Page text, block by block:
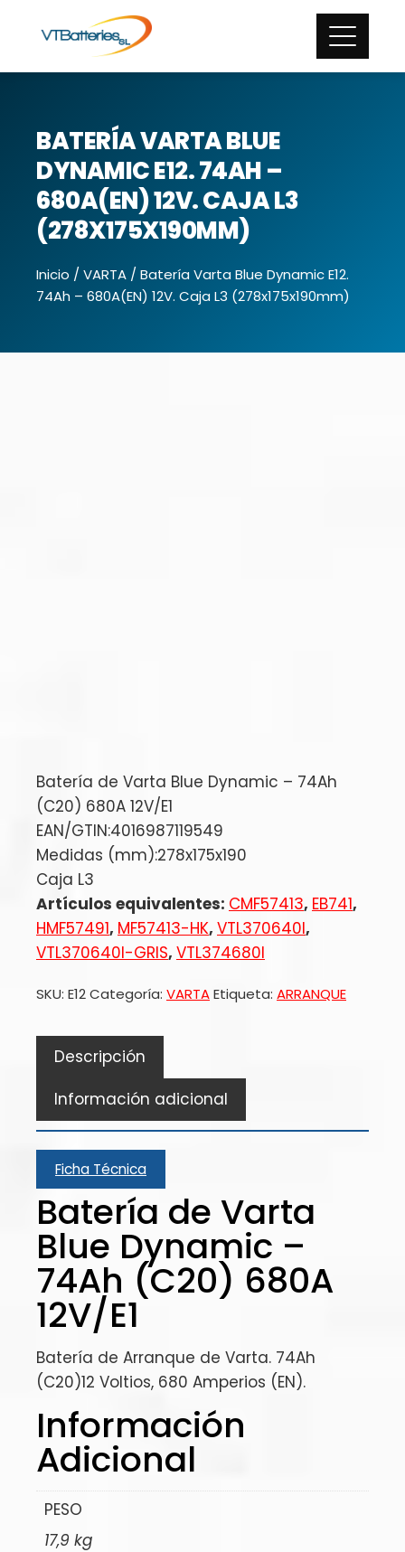
BATERÍA VARTA BLUE
DYNAMIC E12. 74AH –
680A(EN) 12V. CAJA L3
(278X175X190MM)
Inicio / VARTA / Batería Varta Blue Dynamic E12.
74Ah – 680A(EN) 12V. Caja L3 (278x175x190mm)
Batería de Varta Blue Dynamic – 74Ah
(C20) 680A 12V/E1
EAN/GTIN:4016987119549
Medidas (mm):278x175x190
Caja L3
Artículos equivalentes: CMF57413, EB741,
HMF57491, MF57413-HK, VTL370640I,
VTL370640I-GRIS, VTL374680I
SKU: E12Categoría: VARTAEtiqueta: ARRANQUE
Descripción
Información adicional
Ficha Técnica
Batería de Varta
Blue Dynamic –
74Ah (C20) 680A
12V/E1
Batería de Arranque de Varta. 74Ah
(C20)12 Voltios, 680 Amperios (EN).
Información
Adicional
PESO
17,9 kg